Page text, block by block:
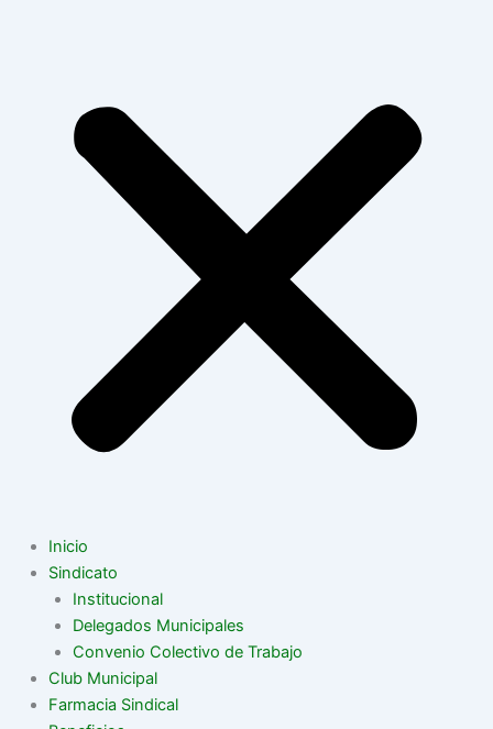
Inicio
Sindicato
Institucional
Delegados Municipales
Convenio Colectivo de Trabajo
Club Municipal
Farmacia Sindical